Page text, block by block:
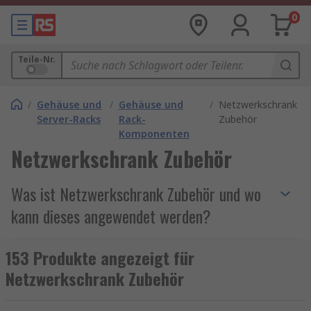
0
Teile-Nr.
/ Gehäuse und
Server-Racks
/ Gehäuse und
Rack-
Komponenten
/ Netzwerkschrank
Zubehör
Netzwerkschrank Zubehör
Was ist Netzwerkschrank Zubehör und wo
kann dieses angewendet werden?
Bei Netzwerkschrankzubehör handelt es sich um
eine Reihe von verschiedenen Produkten, die zur
Anpassung und Erweiterung Ihres
153 Produkte angezeigt für
Netzwerkschrank Zubehör